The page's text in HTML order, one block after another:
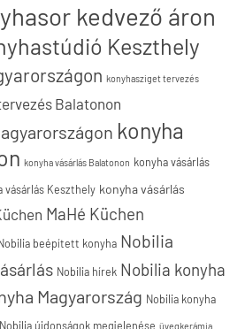
kedvező áron
Keszthely
konyhasziget tervezés
Balatonon
konyha
konyha vásárlás Balatonon konyha vásárlás
vásárlás Keszthely konyha vásárlás
MaHé Küchen
beépített konyha Nobilia
Nobilia hírek Nobilia konyha
Magyarország Nobilia konyha
Nobilia újdonságok megjelenése üvegkerámia